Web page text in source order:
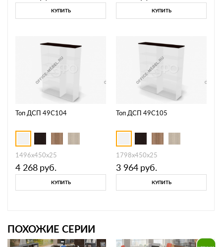
КУПИТЬ КУПИТЬ
Топ ДСП 49C104
1496х450х25
4 268 руб.
КУПИТЬ
Топ ДСП 49C105
1798х450х25
3 964 руб.
КУПИТЬ
ПОХОЖИЕ СЕРИИ